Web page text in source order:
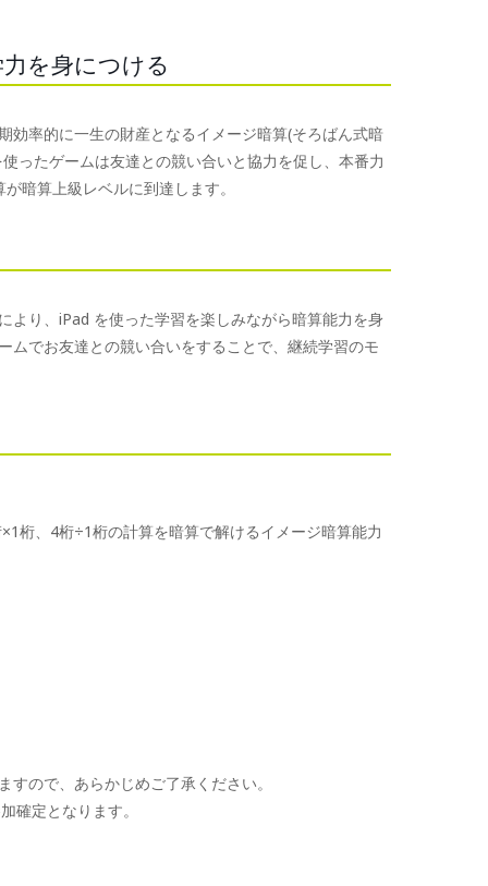
を身につける
効率的に一生の財産となるイメージ暗算(そろばん式暗
ったゲームは友達との競い合いと協力を促し、本番力
暗算上級レベルに到達します。
より、iPad を使った学習を楽しみながら暗算能力を身
ムでお友達との競い合いをすることで、継続学習のモ
桁、4桁÷1桁の計算を暗算で解けるイメージ暗算能力
ので、あらかじめご了承ください。
確定となります。